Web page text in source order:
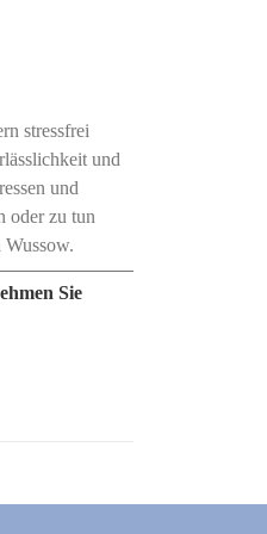
stressfrei
und
und
oder zu tun
Sie